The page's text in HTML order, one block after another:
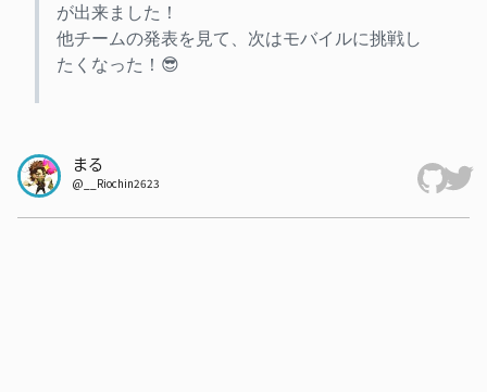
が出来ました！
他チームの発表を見て、次はモバイルに挑戦し
たくなった！😎
まる
@ __Riochin2623